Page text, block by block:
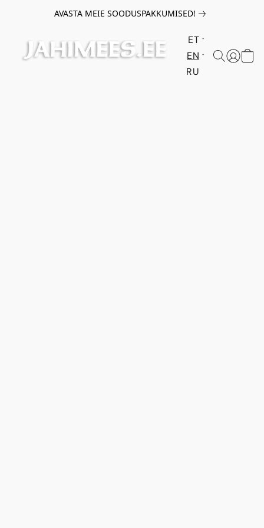
AVASTA MEIE SOODUSPAKKUMISED!
ET
EN
RU